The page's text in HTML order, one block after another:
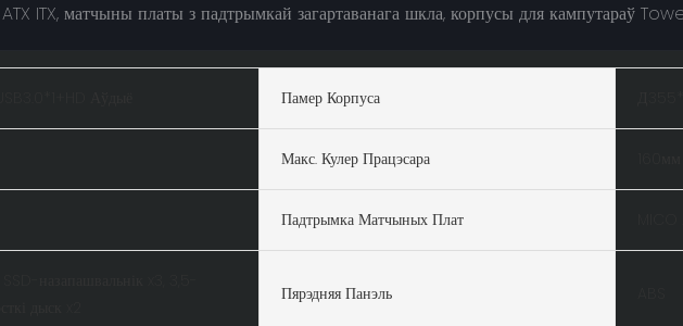
ITX, матчыны платы з падтрымкай загартаванага шкла, корпусы для кампутараў
Памер Корпуса
Макс. Кулер Працэсара
Падтрымка Матчыных Плат
Пярэдняя Панэль